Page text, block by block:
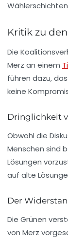
Kritik zu
Die
Merz an einem
führen dazu,
keine
Dringlichkeit
Obwohl die
Menschen sind
Lösungen
auf alte
Der
Die Grünen
von Merz